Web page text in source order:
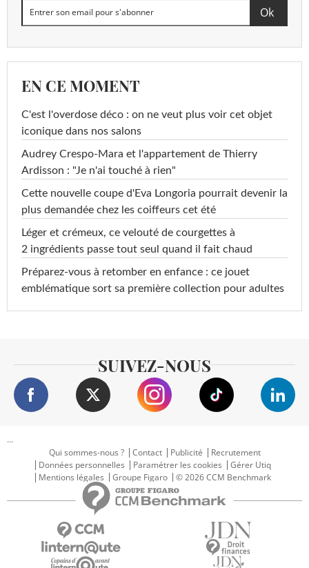
EN CE MOMENT
C'est l'overdose déco : on ne veut plus voir cet objet
iconique dans nos salons
Audrey Crespo-Mara et l'appartement de Thierry
Ardisson : "Je n'ai touché à rien"
Cette nouvelle coupe d'Eva Longoria pourrait devenir la
plus demandée chez les coiffeurs cet été
Léger et crémeux, ce velouté de courgettes à
2 ingrédients passe tout seul quand il fait chaud
Préparez-vous à retomber en enfance : ce jouet
emblématique sort sa première collection pour adultes
SUIVEZ-NOUS
...
Qui sommes-nous ?
Contact Publicité
Recrutement
Données personnelles
Paramétrer les cookies
Gérer Utiq
Mentions légales
Groupe Figaro © 2026 CCM Benchmark